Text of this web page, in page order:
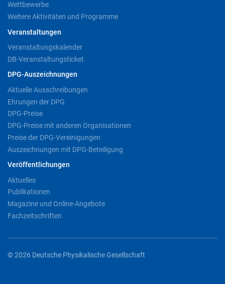
Wettbewerbe
Weitere Aktivitäten und Programme
Veranstaltungen
Veranstaltungskalender
DB-Veranstaltungsticket
DPG-Auszeichnungen
Aktuelle Ausschreibungen
Ehrungen der DPG
DPG-Preise
DPG-Preise mit anderen Organisationen
Preise der DPG-Vereinigungen
Auszeichnungen mit DPG-Beteiligung
Veröffentlichungen
Aktuelles
Publikationen
Magazine und Online-Angebote
Fachzeitschriften
© 2026 Deutsche Physikalische Gesellschaft